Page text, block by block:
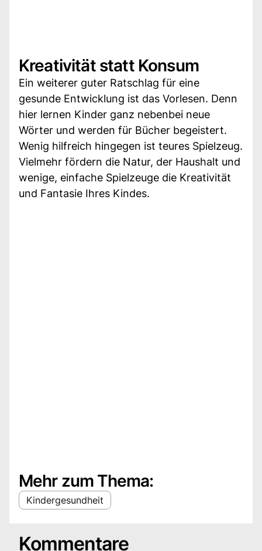
Kreativität statt Konsum
Ein weiterer guter Ratschlag für eine
gesunde Entwicklung ist das Vorlesen. Denn
hier lernen Kinder ganz nebenbei neue
Wörter und werden für Bücher begeistert.
Wenig hilfreich hingegen ist teures Spielzeug.
Vielmehr fördern die Natur, der Haushalt und
wenige, einfache Spielzeuge die Kreativität
und Fantasie Ihres Kindes.
Mehr zum Thema:
Kindergesundheit
Kommentare